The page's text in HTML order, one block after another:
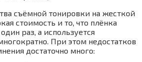
съёмной тонировки на жесткой
стоимость и то, что плёнка
раз, а используется
При этом недостатков
достаточно много: